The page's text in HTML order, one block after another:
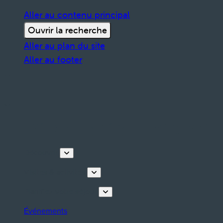
Aller au contenu principal
Ouvrir la recherche
Aller au plan du site
Aller au footer
Événements